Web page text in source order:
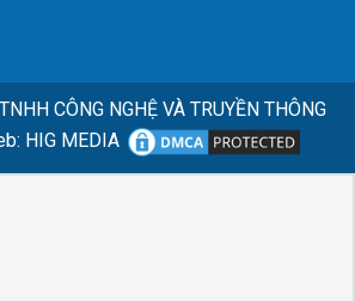
CÔNG NGHỆ VÀ TRUYỀN THÔNG
: HIG MEDIA